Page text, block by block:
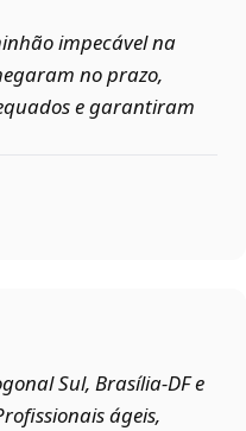
impecável na
no prazo,
e garantiram
Sul, Brasília‑DF e
ágeis,